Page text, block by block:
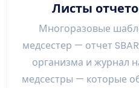
Листы
Многоразовые
медсестер — отчет
организма и журнал
медсестры — которые